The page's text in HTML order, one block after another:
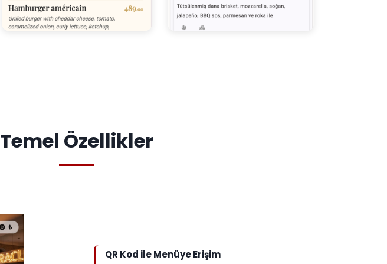
Temel Özellikler
QR Kod ile Menüye Erişim